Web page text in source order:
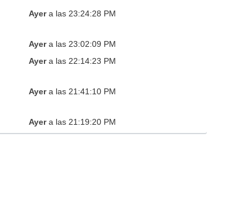
Ayera las 23:24:28 PM
Ayera las 23:02:09 PM
Ayera las 22:14:23 PM
Ayera las 21:41:10 PM
Ayera las 21:19:20 PM